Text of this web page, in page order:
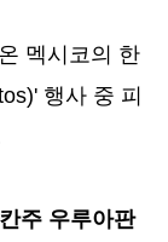
멕시코의 한
행사 중 피
주 우루아판